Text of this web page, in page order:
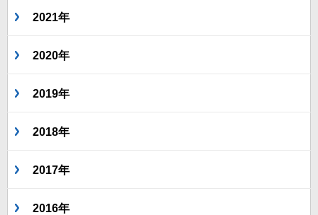
2021年
2020年
2019年
2018年
2017年
2016年